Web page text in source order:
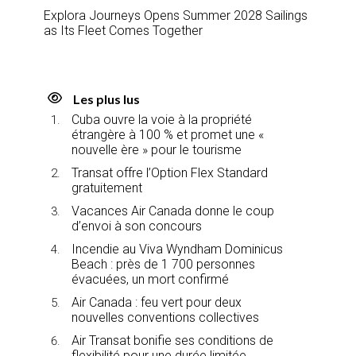
Explora Journeys Opens Summer 2028 Sailings
as Its Fleet Comes Together
Les plus lus
Cuba ouvre la voie à la propriété
étrangère à 100 % et promet une «
nouvelle ère » pour le tourisme
Transat offre l’Option Flex Standard
gratuitement
Vacances Air Canada donne le coup
d’envoi à son concours
Incendie au Viva Wyndham Dominicus
Beach : près de 1 700 personnes
évacuées, un mort confirmé
Air Canada : feu vert pour deux
nouvelles conventions collectives
Air Transat bonifie ses conditions de